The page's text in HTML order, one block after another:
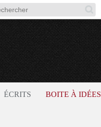
ÉCRITS BOITE À IDÉES